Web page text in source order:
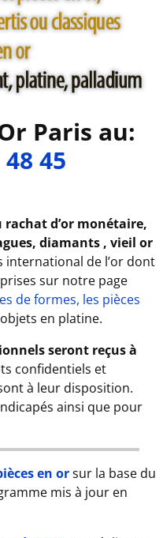
Paris au:
45
rachat d’or monétaire,
diamants , vieil or
international de l’or dont
sur notre page
de formes, les pièces
en platine.
seront reçus à
confidentiels et
à leur disposition.
ainsi que pour
en orsur la base du
mis à jour en